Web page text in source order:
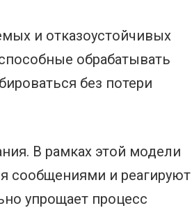
и отказоустойчивых
обрабатывать
без потери
В рамках этой модели
сообщениями и реагируют
упрощает процесс